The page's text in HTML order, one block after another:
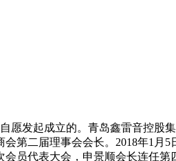
愿发起成立的。青岛鑫雷音控股
第二届理事会会长。2018年1
员代表大会，申景顺会长连任